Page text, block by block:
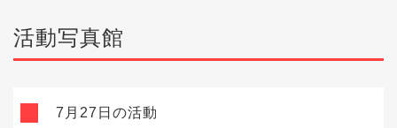
活動写真館
7月27日の活動